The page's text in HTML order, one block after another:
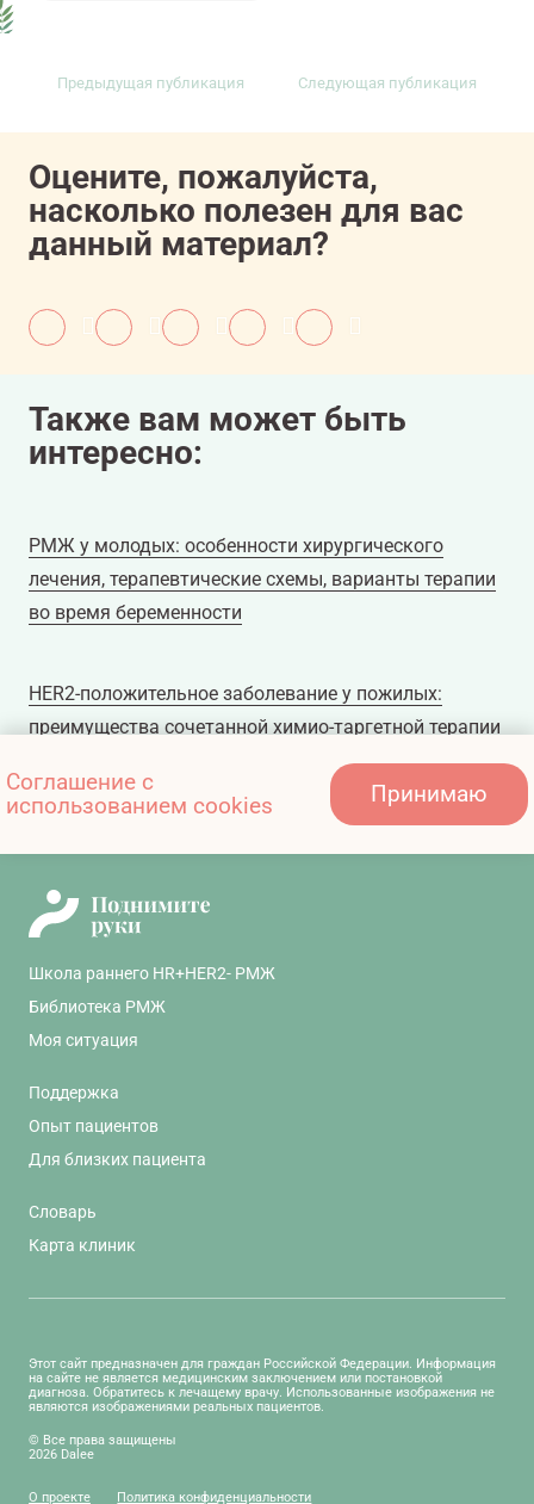
Предыдущая публикация Следующая публикация
Оцените, пожалуйста,
насколько полезен для вас
данный материал?
Также вам может быть
интересно:
РМЖ у молодых: особенности хирургического
лечения, терапевтические схемы, варианты терапии
во время беременности
HER2-положительное заболевание у пожилых:
преимущества сочетанной химио-таргетной терапии
Иммунотерапия: что это и кому она показана
Школа раннего HR+HER2- РМЖ
Библиотека РМЖ
Моя ситуация
Поддержка
Опыт пациентов
Для близких пациента
Словарь
Карта клиник
Этот сайт предназначен для граждан Российской Федерации. Информация
на сайте не является медицинским заключением или постановкой
диагноза. Обратитесь к лечащему врачу. Использованные изображения не
являются изображениями реальных пациентов.
© Все права защищены
2026 Dalee
О проекте Политика конфиденциальности
Соглашение с
использованием cookies
Принимаю